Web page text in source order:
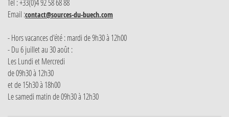
Tél : +33(0)4 92 58 68 88
Email :contact@sources-du-buech.com
- Hors vacances d'été : mardi de 9h30 à 12h00
- Du 6 juillet au 30 août :
Les Lundi et Mercredi
de 09h30 à 12h30
et de 15h30 à 18h00
Le samedi matin de 09h30 à 12h30